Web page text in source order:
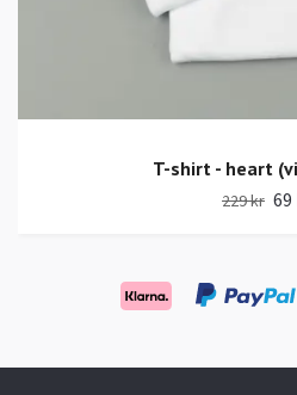
T-shirt - heart
229 kr 69